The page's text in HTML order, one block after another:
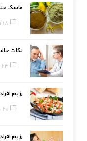
ماسک
18 آوریل, 2018
نکات
23 سپتامبر, 2017
رژیم
20 سپتامبر, 2017
رژیم